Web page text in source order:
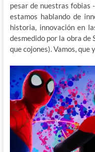
pesar de nuestras fobias
estamos hablando de
historia, innovación en
desmedido por la obra
que cojones). Vamos, que